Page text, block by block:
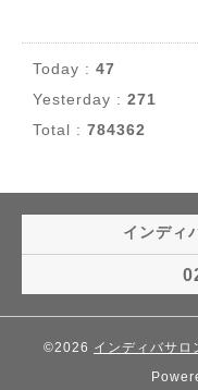
Today : 47
Yesterday : 271
Total : 784362
インデ
©2026 インディバサ